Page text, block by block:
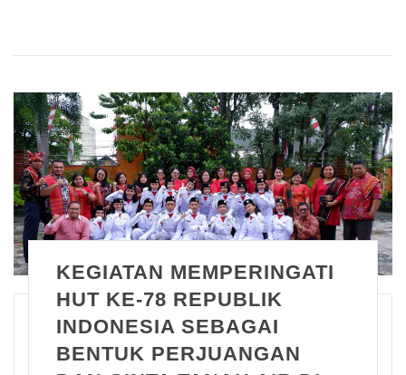
KEGIATAN MEMPERINGATI
HUT KE-78 REPUBLIK
INDONESIA SEBAGAI
BENTUK PERJUANGAN